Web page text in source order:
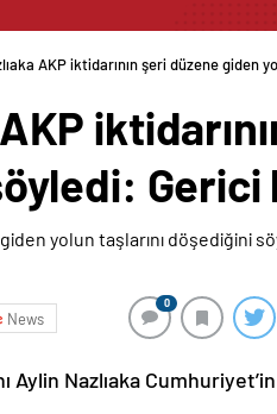
AKP iktidarının şeri düzene giden
AKP
Gerici
News
0
Aylin Nazlıaka Cumhuriyet’in